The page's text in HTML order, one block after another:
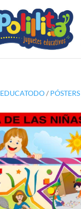
EDUCATODO/ PÓSTERS